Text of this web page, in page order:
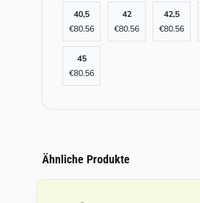
40,5
€80.56
42
€80.56
42,5
€80.56
45
€80.56
Ähnliche Produkte